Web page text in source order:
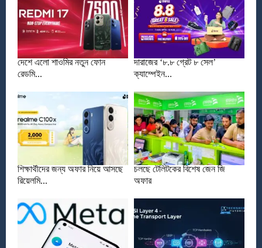
দেশে এলো শাওমির নতুন ফোন
রেডমি...
দারাজের ‘৮.৮ গ্রেট ৮ সেল’
ক্যাম্পেইন...
শিক্ষার্থীদের জন্য অফার নিয়ে আসছে
রিয়েলমি...
চলছে টেলিটকের বিশেষ জেন জি
অফার